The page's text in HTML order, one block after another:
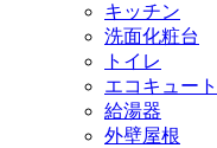
キッチン
洗面化粧台
トイレ
エコキュート
給湯器
外壁屋根